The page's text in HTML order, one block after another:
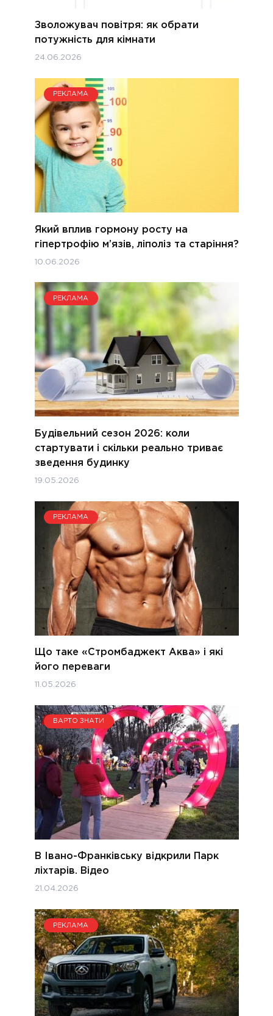
Зволожувач повітря: як обрати
потужність для кімнати
24.06.2026
РЕКЛАМА
Який вплив гормону росту на
гіпертрофію м’язів, ліполіз та старіння?
10.06.2026
РЕКЛАМА
Будівельний сезон 2026: коли
стартувати і скільки реально триває
зведення будинку
19.05.2026
РЕКЛАМА
Що таке «Стромбаджект Аква» і які
його переваги
11.05.2026
ВАРТО ЗНАТИ
В Івано-Франківську відкрили Парк
ліхтарів. Відео
21.04.2026
РЕКЛАМА